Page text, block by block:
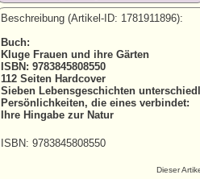
Beschreibung (Artikel-ID: 1781911896):
Buch:
Kluge Frauen und ihre Gärten
ISBN: 9783845808550
112 Seiten Hardcover
Sieben Lebensgeschichten
Persönlichkeiten, die eines verbindet:
Ihre Hingabe zur Natur
ISBN: 9783845808550
Dieser